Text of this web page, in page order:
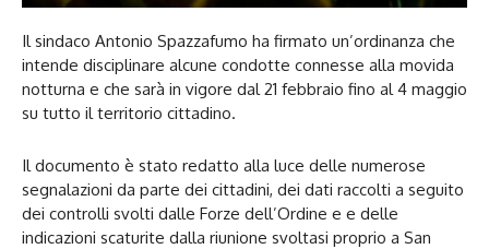
Il sindaco Antonio Spazzafumo ha firmato un’ordinanza che
intende disciplinare alcune condotte connesse alla movida
notturna e che sarà in vigore dal 21 febbraio fino al 4 maggio
su tutto il territorio cittadino.
Il documento è stato redatto alla luce delle numerose
segnalazioni da parte dei cittadini, dei dati raccolti a seguito
dei controlli svolti dalle Forze dell’Ordine e e delle
indicazioni scaturite dalla riunione svoltasi proprio a San